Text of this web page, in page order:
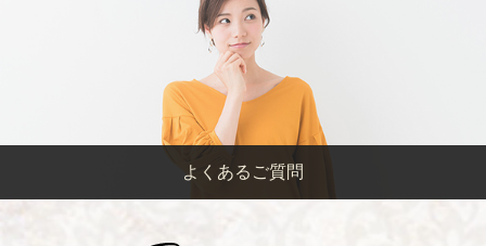
よくあるご質問